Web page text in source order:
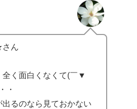
ん
全く面白くなくて(￣▼
・
出るのなら見ておかない